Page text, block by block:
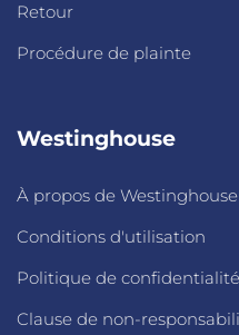
Retour
Procédure de plainte
Westinghouse
À propos de Westinghouse
Conditions d'utilisation
Politique de confidentialité
Clause de non-